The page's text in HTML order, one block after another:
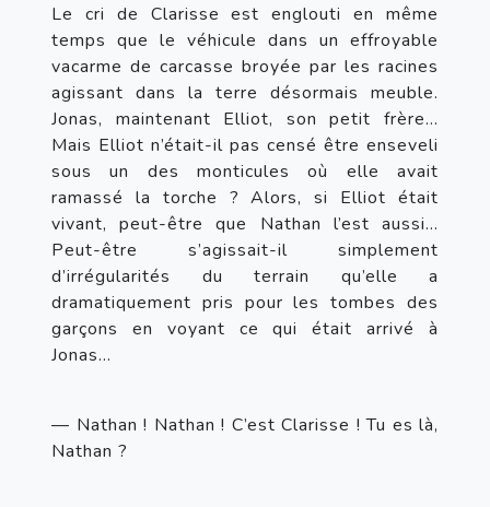
Le cri de Clarisse est englouti en même
temps que le véhicule dans un effroyable
vacarme de carcasse broyée par les racines
agissant dans la terre désormais meuble.
Jonas, maintenant Elliot, son petit frère…
Mais Elliot n’était-il pas censé être enseveli
sous un des monticules où elle avait
ramassé la torche ? Alors, si Elliot était
vivant, peut-être que Nathan l’est aussi…
Peut-être s’agissait-il simplement
d’irrégularités du terrain qu’elle a
dramatiquement pris pour les tombes des
garçons en voyant ce qui était arrivé à
Jonas…
— Nathan ! Nathan ! C’est Clarisse ! Tu es là,
Nathan ?